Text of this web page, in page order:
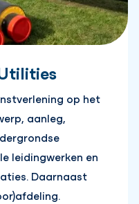
op het
aanleg,
leidingwerken en
Daarnaast